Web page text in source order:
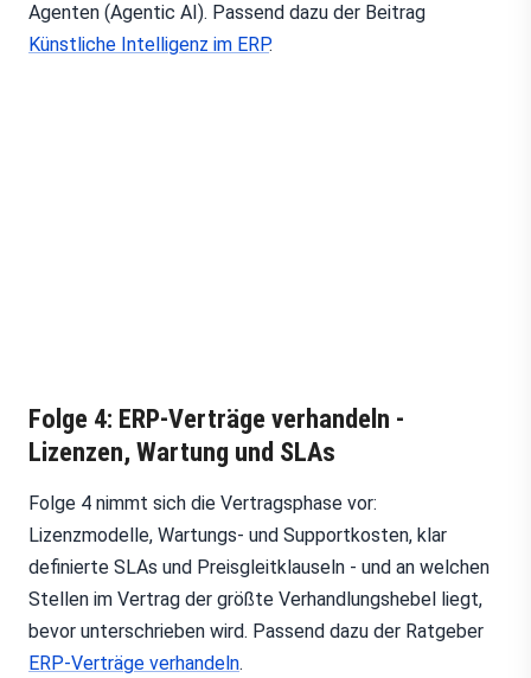
Agenten (Agentic AI). Passend dazu der Beitrag
Künstliche Intelligenz im ERP.
Folge 4: ERP-Verträge verhandeln -
Lizenzen, Wartung und SLAs
Folge 4 nimmt sich die Vertragsphase vor:
Lizenzmodelle, Wartungs- und Supportkosten, klar
definierte SLAs und Preisgleitklauseln - und an welchen
Stellen im Vertrag der größte Verhandlungshebel liegt,
bevor unterschrieben wird. Passend dazu der Ratgeber
ERP-Verträge verhandeln.